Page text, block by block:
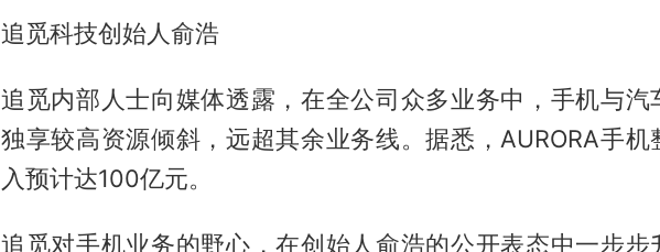
追觅科技创始人俞浩
追觅内部人士向媒体透露，在全公司众多业务中，手机与汽
独享较高资源倾斜，远超其余业务线。据悉，AURORA手机
入预计达100亿元。
追觅对手机业务的野心，在创始人俞浩的公开表态中一步步